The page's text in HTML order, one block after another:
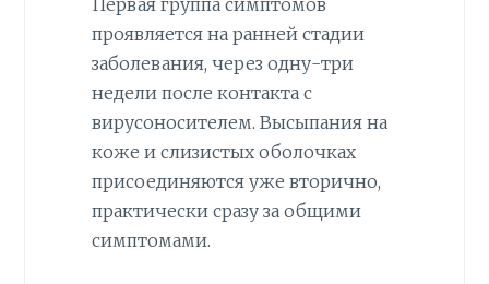
Первая группа симптомов
проявляется на ранней стадии
заболевания, через одну-три
недели после контакта с
вирусоносителем. Высыпания на
коже и слизистых оболочках
присоединяются уже вторично,
практически сразу за общими
симптомами.